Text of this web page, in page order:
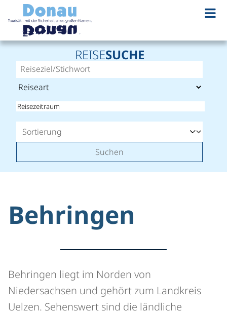
REISESUCHE
Suchen
Behringen
Behringen liegt im Norden von
Niedersachsen und gehört zum Landkreis
Uelzen. Sehenswert sind die ländliche